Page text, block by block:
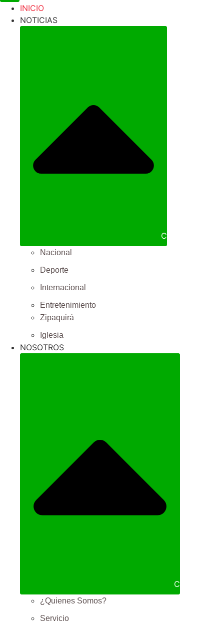
INICIO
NOTICIAS
Cerrar
Nacional
Deporte
Internacional
Entretenimiento
Zipaquirá
Iglesia
NOSOTROS
Cerrar
¿Quienes Somos?
Servicio